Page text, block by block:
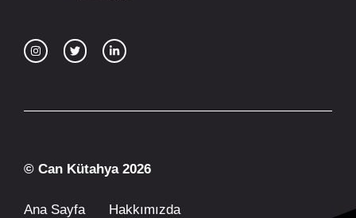
© Can Kütahya 2026
Ana Sayfa Hakkımızda